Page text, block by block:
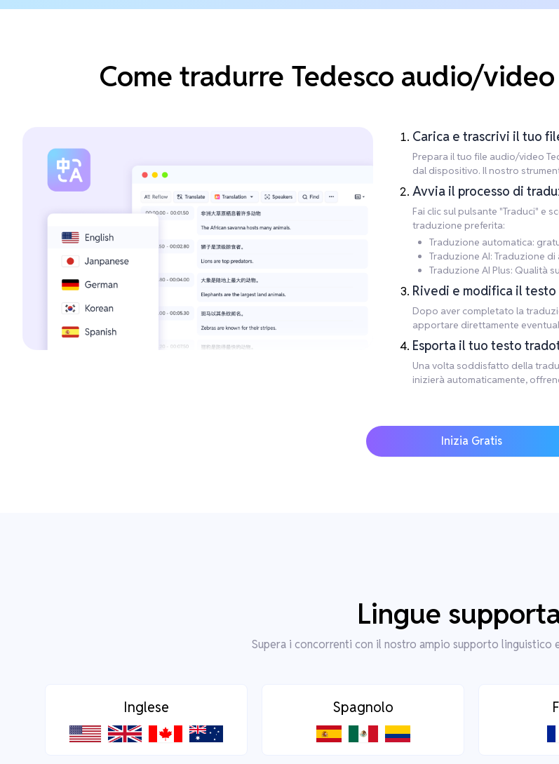
Come tradurre Tedesco audio/
Carica e trascrivi il tuo
Prepara il tuo file audio/video
dal dispositivo. Il nostro
Avvia il processo di
Fai clic sul pulsante "Traduci" e
traduzione preferita:
Traduzione automatica:
Traduzione AI: Traduzione
Traduzione AI Plus: Qualità
Rivedi e modifica il
Dopo aver completato la
apportare direttamente
Esporta il tuo testo
Una volta soddisfatto della
inizierà automaticamente,
Inizia Gratis
Lingue
Supera i concorrenti con il nostro ampio supporto linguistico
Inglese Spagnolo